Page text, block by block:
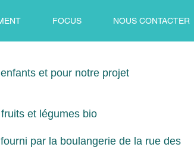
FOCUS NOUS CONTACTER
et pour notre projet
et légumes bio
par la boulangerie de la rue des